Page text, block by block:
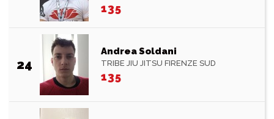
135
24
Andrea Soldani
TRIBE JIU JITSU FIRENZE SUD
135